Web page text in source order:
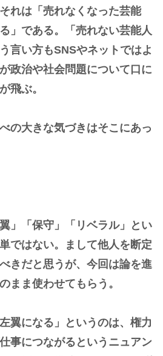
れは「売れなくなった芸能
」である。「売れない芸能人
言い方もSNSやネットではよ
政治や社会問題について口に
飛ぶ。
の大きな気づきはそこにあっ
「保守」「リベラル」とい
ではない。まして他人を断定
きだと思うが、今回は論を進
まま使わせてもらう。
翼になる」というのは、権力
事につながるというニュアン